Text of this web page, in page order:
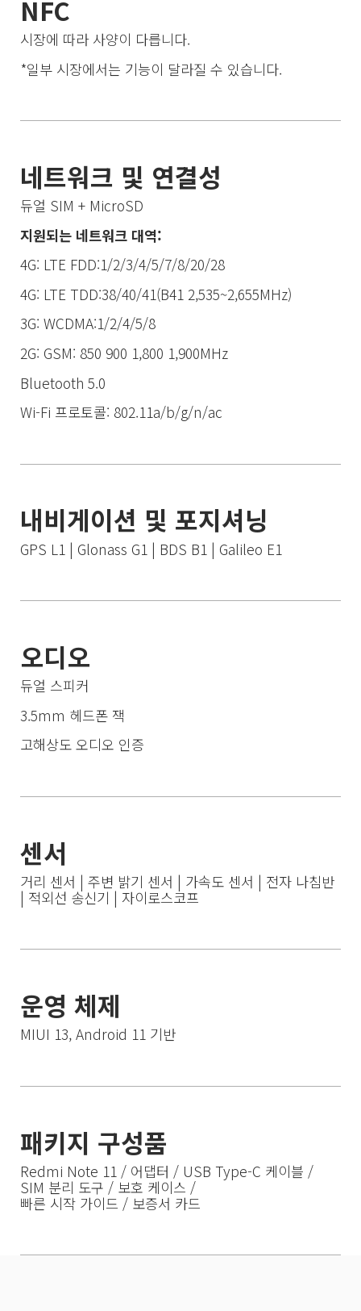
NFC
시장에 따라 사양이 다릅니다.
*일부 시장에서는 기능이 달라질 수 있습니다.
네트워크 및 연결성
듀얼 SIM + MicroSD
지원되는 네트워크 대역:
4G: LTE FDD:1/2/3/4/5/7/8/20/28
4G: LTE TDD:38/40/41(B41 2,535~2,655MHz)
3G: WCDMA:1/2/4/5/8
2G: GSM: 850 900 1,800 1,900MHz
Bluetooth 5.0
Wi-Fi 프로토콜: 802.11a/b/g/n/ac
내비게이션 및 포지셔닝
GPS L1 | Glonass G1 | BDS B1 | Galileo E1
오디오
듀얼 스피커
3.5mm 헤드폰 잭
고해상도 오디오 인증
센서
거리 센서 | 주변 밝기 센서 | 가속도 센서 | 전자 나침반
| 적외선 송신기 | 자이로스코프
운영 체제
MIUI 13, Android 11 기반
패키지 구성품
Redmi Note 11 / 어댑터 / USB Type-C 케이블 /
SIM 분리 도구 / 보호 케이스 /
빠른 시작 가이드 / 보증서 카드